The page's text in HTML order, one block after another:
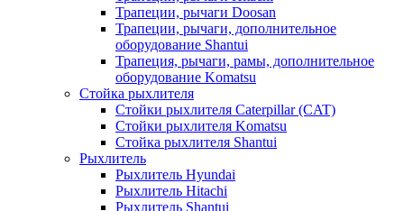
Трапеции, рычаги Doosan
Трапеции, рычаги, дополнительное
оборудование Shantui
Трапеция, рычаги, рамы, дополнительное
оборудование Komatsu
Стойка рыхлителя
Стойки рыхлителя Caterpillar (CAT)
Стойки рыхлителя Komatsu
Стойка рыхлителя Shantui
Рыхлитель
Рыхлитель Hyundai
Рыхлитель Hitachi
Рыхлитель Shantui